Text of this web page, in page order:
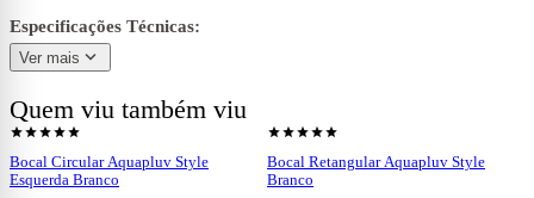
Especificações Técnicas:
Produto:
(Comprimento)
Peso:
Material:PVC
Conteúdo da Embalagem:
1 Bocal e 1 Vedação de Borracha
Ver mais expand_more
Quem viu também viu
shopping_cartVer produto
starstarstarstarstar
Bocal Circular Aquapluv Style
Esquerda Branco
starstarstarstarstar
Bocal Retangular Aquapluv Style
Branco